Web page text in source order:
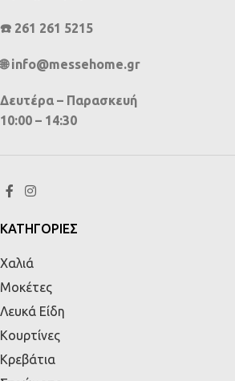
☎️ 261 261 5215
🌐 info@messehome.gr
Δευτέρα – Παρασκευή
10:00 – 14:30
ΚΑΤΗΓΟΡΙΕΣ
Χαλιά
Μοκέτες
Λευκά Είδη
Κουρτίνες
Κρεβάτια